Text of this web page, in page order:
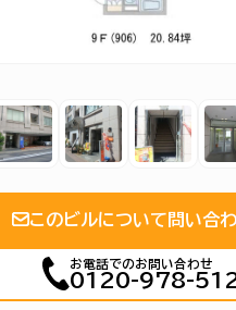
このビルについて問い合
お電話でのお問い合わせ
0120-978-